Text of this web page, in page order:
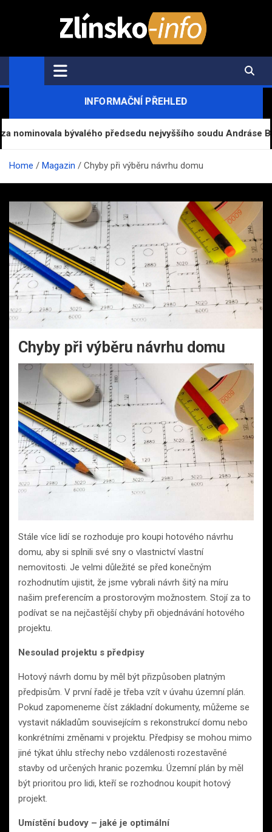
Zlínsko-Info.cz
Aktuální informace z regionu a zpravodajství
INFORMAČNÍ PŘEHLED
bývalého předsedu nejvyššího soudu Andráse Baku na
Home Magazin Chyby při výběru návrhu domu
Chyby při výběru návrhu domu
Stále více lidí se rozhoduje pro koupi hotového návrhu
domu, aby si splnili své sny o vlastnictví vlastní
nemovitosti. Je velmi důležité se před konečným
rozhodnutím ujistit, že jsme vybrali návrh šitý na míru
našim preferencím a prostorovým možnostem. Stojí za to
podívat se na nejčastější chyby při objednávání hotového
projektu.
Nesoulad projektu s předpisy
Hotový návrh domu by měl být přizpůsoben platným
předpisům. V první řadě je třeba vzít v úvahu územní plán.
Pokud zapomeneme číst základní dokumenty, můžeme se
vystavit nákladům souvisejícím s rekonstrukcí domu nebo
konkrétními změnami v projektu. Předpisy se mohou mimo
jiné týkat úhlu střechy nebo vzdálenosti rozestavěné
stavby od určených hranic pozemku. Územní plán by měl
být prioritou pro lidi, kteří se rozhodnou koupit hotový
projekt.
Umístění budovy – jaké je optimální